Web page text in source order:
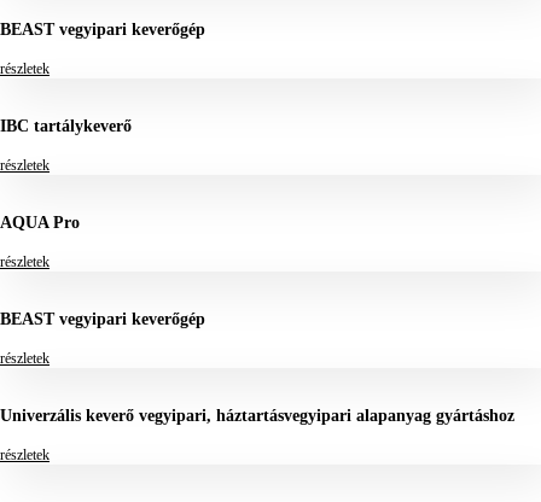
BEAST vegyipari keverőgép
részletek
IBC tartálykeverő
részletek
AQUA Pro
részletek
BEAST vegyipari keverőgép
részletek
Univerzális keverő vegyipari, háztartásvegyipari alapanyag gyártáshoz
részletek